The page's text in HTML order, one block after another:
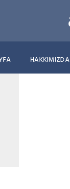
HAKKIMIZDA